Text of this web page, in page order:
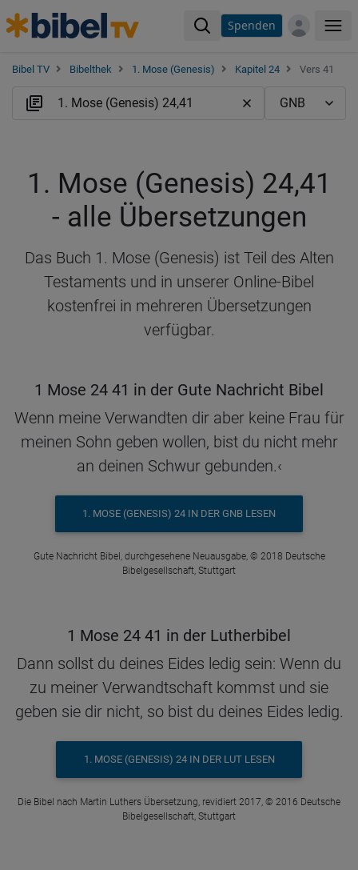
Spenden
Bibel TV Bibelthek 1. Mose (Genesis) Kapitel 24 Vers 41
1. Mose (Genesis) 24,41
- alle Übersetzungen
Das Buch 1. Mose (Genesis) ist Teil des Alten
Testaments und in unserer Online-Bibel
kostenfrei in mehreren Übersetzungen
verfügbar.
1 Mose 24 41 in der Gute Nachricht Bibel
Wenn meine Verwandten dir aber keine Frau für
meinen Sohn geben wollen, bist du nicht mehr
an deinen Schwur gebunden.‹
1. MOSE (GENESIS) 24 IN DER GNB LESEN
Gute Nachricht Bibel, durchgesehene Neuausgabe, © 2018 Deutsche
Bibelgesellschaft, Stuttgart
1 Mose 24 41 in der Lutherbibel
Dann sollst du deines Eides ledig sein: Wenn du
zu meiner Verwandtschaft kommst und sie
geben sie dir nicht, so bist du deines Eides ledig.
1. MOSE (GENESIS) 24 IN DER LUT LESEN
Die Bibel nach Martin Luthers Übersetzung, revidiert 2017, © 2016 Deutsche
Bibelgesellschaft, Stuttgart